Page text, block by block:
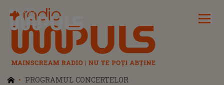
Radio Impuls
PROGRAMUL CONCERTELOR